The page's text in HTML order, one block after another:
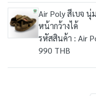
Air Poly สีเบจ
หน้ากว้างได้
รหัสสินค้า : Air
990 THB